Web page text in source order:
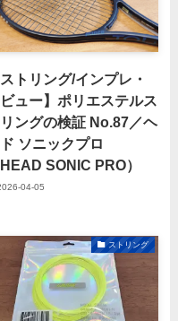
ストリング/インプレ・
ュー】ポリエステルス
リングの検証 No.87／ヘ
ソニックプロ
HEAD SONIC PRO）
04-05
ストリング